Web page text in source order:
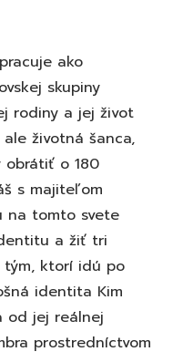
ako
skupiny
rodiny a jej život
životná šanca,
obrátiť o 180
s majiteľom
na tomto svete
a žiť tri
tým, ktorí idú po
identita Kim
od jej reálnej
prostredníctvom